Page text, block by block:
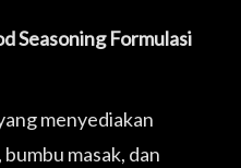
Seasoning Formulasi
menyediakan
masak, dan